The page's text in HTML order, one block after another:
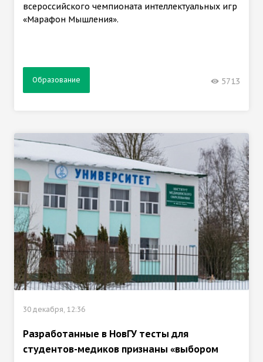
всероссийского чемпионата интеллектуальных игр
«Марафон Мышления».
Образование 5713
30 декабря, 12:36
Разработанные в НовГУ тесты для
студентов-медиков признаны «выбором